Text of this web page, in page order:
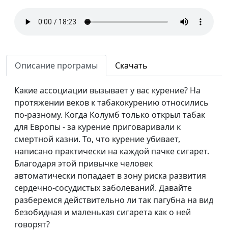
Описание програмы Скачать
Какие ассоциации вызывает у вас курение? На
протяжении веков к табакокурению относились
по-разному. Когда Колумб только открыл табак
для Европы - за курение приговаривали к
смертной казни. То, что курение убивает,
написано практически на каждой пачке сигарет.
Благодаря этой привычке человек
автоматически попадает в зону риска развития
сердечно-сосудистых заболеваний. Давайте
разберемся действительно ли так пагубна на вид
безобидная и маленькая сигарета как о ней
говорят?
Бог в мелочах жизни
Валерий Малышев,
Смирение: жертва,
смысл
священнослужитель
Когда верил, но
разочаровался
Валерий Малышев,
Михаил Долженко,
священнослужитель
#455
Заповедь "не
прелюбодействуй" в
современном мире
Валерий Малышев,
Михаил Долженко,
священнослужитель
Христианская жизнь и
технический прогресс
Валерий Малышев,
Михаил Долженко,
#453